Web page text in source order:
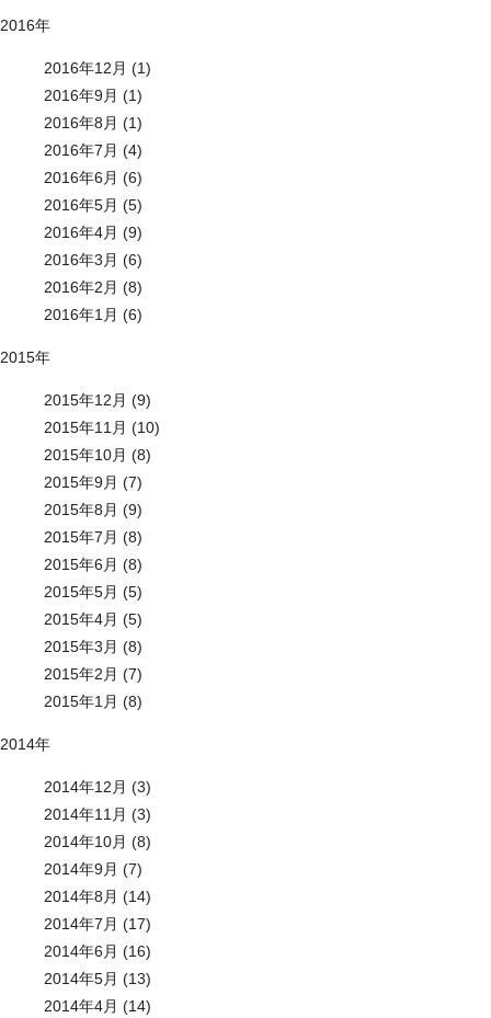
2016年
2016年12月 (1)
2016年9月 (1)
2016年8月 (1)
2016年7月 (4)
2016年6月 (6)
2016年5月 (5)
2016年4月 (9)
2016年3月 (6)
2016年2月 (8)
2016年1月 (6)
2015年
2015年12月 (9)
2015年11月 (10)
2015年10月 (8)
2015年9月 (7)
2015年8月 (9)
2015年7月 (8)
2015年6月 (8)
2015年5月 (5)
2015年4月 (5)
2015年3月 (8)
2015年2月 (7)
2015年1月 (8)
2014年
2014年12月 (3)
2014年11月 (3)
2014年10月 (8)
2014年9月 (7)
2014年8月 (14)
2014年7月 (17)
2014年6月 (16)
2014年5月 (13)
2014年4月 (14)